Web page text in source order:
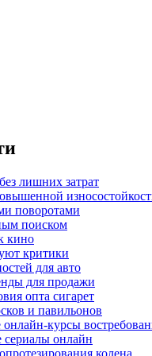
лишних затрат
поворотами
поиском
кино
критики
для авто
для продажи
опта сигарет
и павильонов
курсы
онлайн